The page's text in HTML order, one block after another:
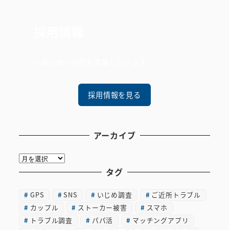
採用情報を見る
アーカイブ
ア
ー
イ
ブ
タグ
GPS SNS いじめ調査
ご近所トラブル
カップル
ストーカー被害
スマホ
トラブル調査
パパ活
マッチングアプリ